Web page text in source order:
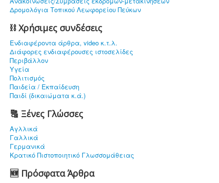
Δρομολόγια Τοπικού Λεωφορείου Πεύκων
⛓ Χρήσιμες συνδέσεις
Ενδιαφέρoντα άρθρα, video κ.τ.λ.
Διάφορες ενδιαφέρουσες ιστοσελίδες
Περιβάλλον
Υγεία
Πολιτισμός
Παιδεία / Εκπαίδευση
Παιδί (δικαιώματα κ.ά.)
🔠 Ξένες Γλώσσες
Αγλλικά
Γαλλικά
Γερμανικά
Κρατικό Πιστοποιητικό Γλωσσομάθειας
🆕 Πρόσφατα Άρθρα